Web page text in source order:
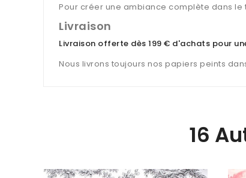
Pour créer une ambiance complète dans le
Livraison
Livraison offerte dès 199 € d'achats pour
Nous livrons toujours nos papiers peints
16